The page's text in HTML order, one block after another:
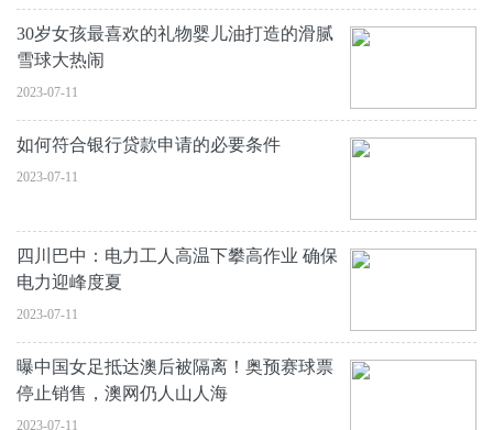
30岁女孩最喜欢的礼物婴儿油打造的滑腻
雪球大热闹
2023-07-11
如何符合银行贷款申请的必要条件
2023-07-11
四川巴中：电力工人高温下攀高作业 确保
电力迎峰度夏
2023-07-11
曝中国女足抵达澳后被隔离！奥预赛球票
停止销售，澳网仍人山人海
2023-07-11